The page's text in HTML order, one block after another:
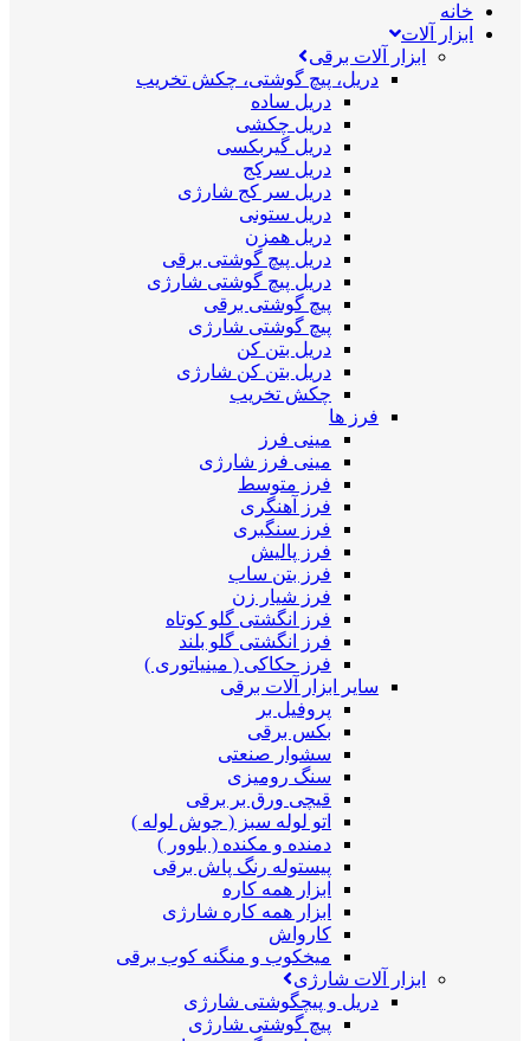
خانه
ابزار آلات
ابزار آلات برقی
دریل، پیچ گوشتی، چکش تخریب
دریل ساده
دریل چکشی
دریل گیربکسی
دریل سرکج
دریل سر کج شارژی
دریل ستونی
دریل همزن
دریل پیچ گوشتی برقی
دریل پیچ گوشتی شارژی
پیچ گوشتی برقی
پیچ گوشتی شارژی
دریل بتن کن
دریل بتن کن شارژی
چکش تخریب
فرز ها
مینی فرز
مینی فرز شارژی
فرز متوسط
فرز آهنگری
فرز سنگبری
فرز پالیش
فرز بتن ساب
فرز شیار زن
فرز انگشتی گلو کوتاه
فرز انگشتی گلو بلند
فرز حکاکی ( مینیاتوری )
سایر ابزار آلات برقی
پروفیل بر
بکس برقی
سشوار صنعتی
سنگ رومیزی
قیچی ورق بر برقی
اتو لوله سبز ( جوش لوله )
دمنده و مکنده ( بلوور )
پیستوله رنگ پاش برقی
ابزار همه کاره
ابزار همه کاره شارژی
کارواش
میخکوب و منگنه کوب برقی
ابزار آلات شارژی
دریل و پیچگوشتی شارژی
پیچ گوشتی شارژی